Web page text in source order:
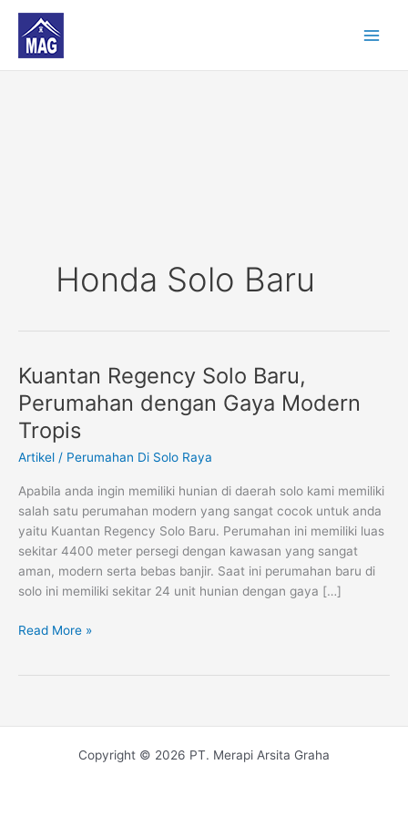
content
Honda Solo Baru
Kuantan Regency Solo Baru,
Perumahan dengan Gaya Modern
Tropis
Artikel / Perumahan Di Solo Raya
Apabila anda ingin memiliki hunian di daerah solo kami memiliki
salah satu perumahan modern yang sangat cocok untuk anda
yaitu Kuantan Regency Solo Baru. Perumahan ini memiliki luas
sekitar 4400 meter persegi dengan kawasan yang sangat
aman, modern serta bebas banjir. Saat ini perumahan baru di
solo ini memiliki sekitar 24 unit hunian dengan gaya […]
Kuantan
Regency
Solo
Baru,
Perumahan
Gaya
Modern
Tropis
Read More »
Copyright © 2026 PT. Merapi Arsita Graha